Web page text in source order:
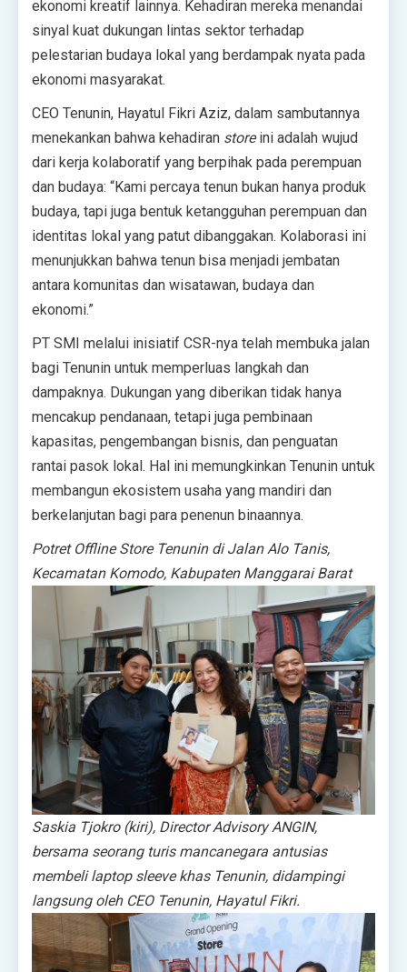
ekonomi kreatif lainnya. Kehadiran mereka menandai
sinyal kuat dukungan lintas sektor terhadap
pelestarian budaya lokal yang berdampak nyata pada
ekonomi masyarakat.
CEO Tenunin, Hayatul Fikri Aziz, dalam sambutannya
menekankan bahwa kehadiran storeini adalah wujud
dari kerja kolaboratif yang berpihak pada perempuan
dan budaya: “Kami percaya tenun bukan hanya produk
budaya, tapi juga bentuk ketangguhan perempuan dan
identitas lokal yang patut dibanggakan. Kolaborasi ini
menunjukkan bahwa tenun bisa menjadi jembatan
antara komunitas dan wisatawan, budaya dan
ekonomi.”
PT SMI melalui inisiatif CSR-nya telah membuka jalan
bagi Tenunin untuk memperluas langkah dan
dampaknya. Dukungan yang diberikan tidak hanya
mencakup pendanaan, tetapi juga pembinaan
kapasitas, pengembangan bisnis, dan penguatan
rantai pasok lokal. Hal ini memungkinkan Tenunin untuk
membangun ekosistem usaha yang mandiri dan
berkelanjutan bagi para penenun binaannya.
Potret Offline Store Tenunin di Jalan Alo Tanis,
Kecamatan Komodo, Kabupaten Manggarai Barat
Saskia Tjokro (kiri), Director Advisory ANGIN,
bersama seorang turis mancanegara antusias
membeli laptop sleeve khas Tenunin, didampingi
langsung oleh CEO Tenunin, Hayatul Fikri.